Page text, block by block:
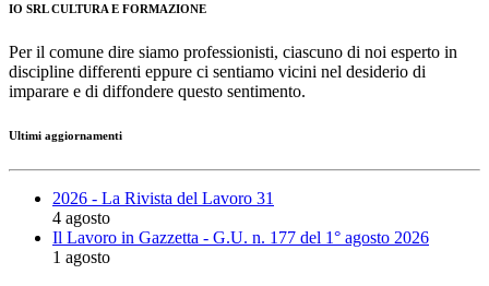
IO SRL CULTURA E FORMAZIONE
Per il comune dire siamo professionisti, ciascuno di noi esperto in
discipline differenti eppure ci sentiamo vicini nel desiderio di
imparare e di diffondere questo sentimento.
Ultimi aggiornamenti
2026 - La Rivista del Lavoro 31
4 agosto
Il Lavoro in Gazzetta - G.U. n. 177 del 1° agosto 2026
1 agosto